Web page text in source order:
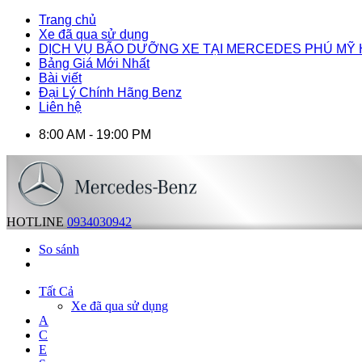
Trang chủ
Xe đã qua sử dụng
DỊCH VỤ BÃO DƯỠNG XE TẠI MERCEDES PHÚ MỸ
Bảng Giá Mới Nhất
Bài viết
Đại Lý Chính Hãng Benz
Liên hệ
8:00 AM - 19:00 PM
HOTLINE 0934030942
So sánh
Tất Cả
Xe đã qua sử dụng
A
C
E